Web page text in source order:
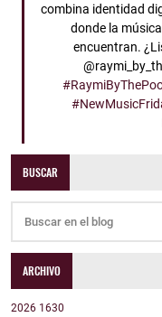
combina identidad
donde la
encuentran.
BUSCAR
ARCHIVO
2026 1630